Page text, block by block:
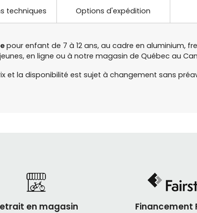
techniques Options d'expédition
pour enfant de 7 à 12 ans, au cadre en aluminium,
en ligne ou à notre magasin de Québec au
et la disponibilité est sujet à changement sans
en magasin Financement